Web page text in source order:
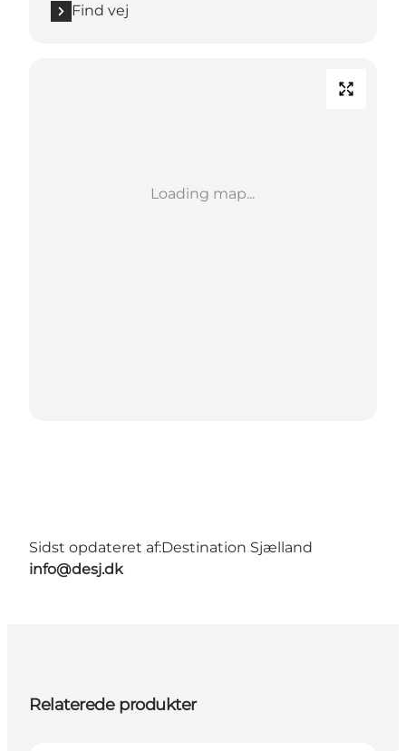
Find vej
Loading map...
Sidst opdateret af:Destination Sjælland
info@desj.dk
Relaterede produkter